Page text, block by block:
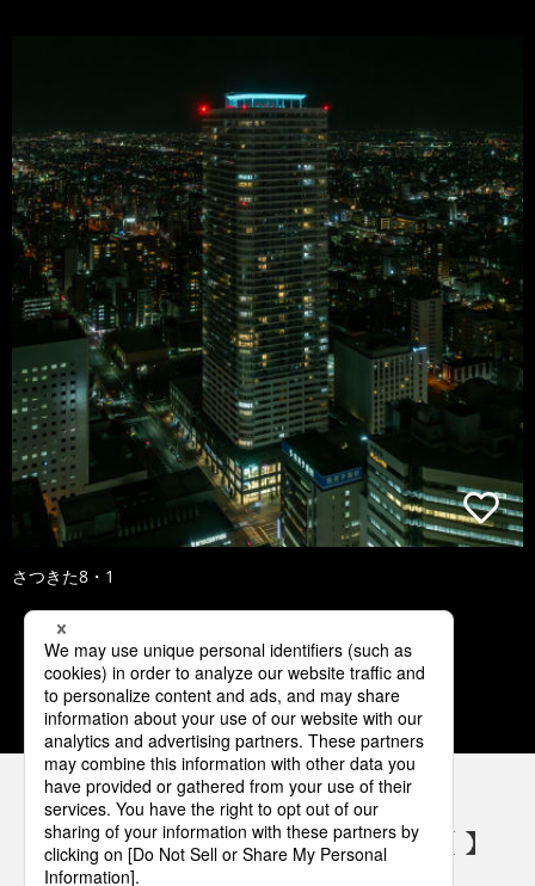
さつきた8・1
1 2 3 4 5
パナソニックの電気設備 SNSアカウント